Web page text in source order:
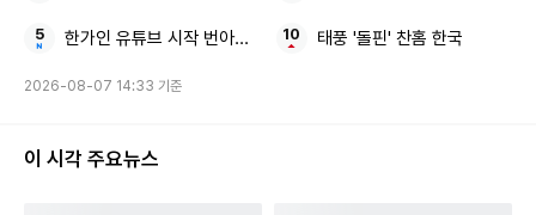
함께 올린 사진에는 딸 다인 양과 서울에서 시간을 보내는 최
한편 최동석은 KBS 동기 아나운서인 박지윤과 2009년 결혼
한가인 유튜브 시작 번아웃 고백 태풍 '돌핀' 찬홈 한국
2026-08-07 14:33 기준
이 시각 주요뉴스